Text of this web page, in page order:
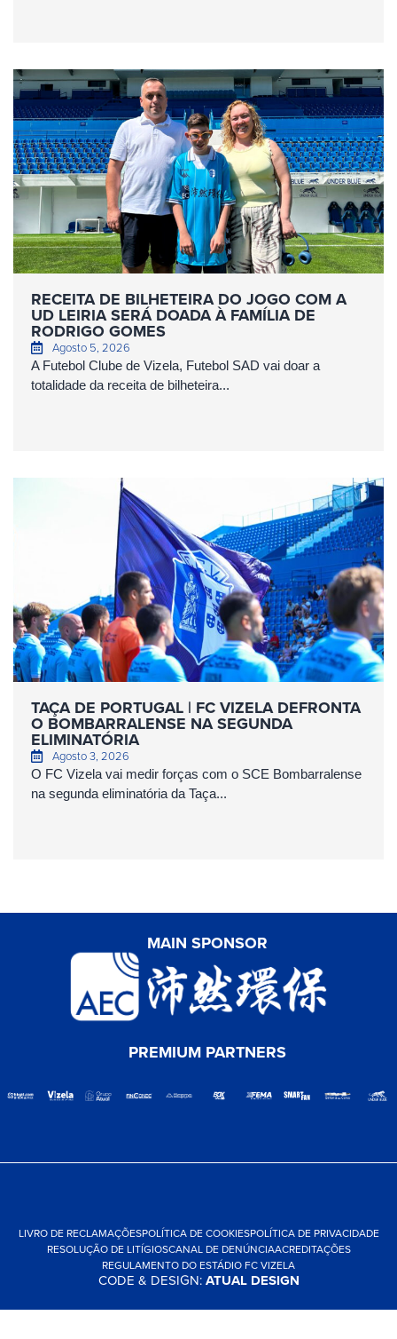
RECEITA DE BILHETEIRA DO JOGO COM A
UD LEIRIA SERÁ DOADA À FAMÍLIA DE
RODRIGO GOMES
Agosto 5, 2026
A Futebol Clube de Vizela, Futebol SAD vai doar a
totalidade da receita de bilheteira...
TAÇA DE PORTUGAL | FC VIZELA DEFRONTA
O BOMBARRALENSE NA SEGUNDA
ELIMINATÓRIA
Agosto 3, 2026
O FC Vizela vai medir forças com o SCE Bombarralense
na segunda eliminatória da Taça...
MAIN SPONSOR
PREMIUM PARTNERS
LIVRO DE RECLAMAÇÕESPOLÍTICA DE COOKIESPOLÍTICA DE PRIVACIDADE
RESOLUÇÃO DE LITÍGIOSCANAL DE DENÚNCIAACREDITAÇÕES
REGULAMENTO DO ESTÁDIO FC VIZELA
CODE & DESIGN:ATUAL DESIGN